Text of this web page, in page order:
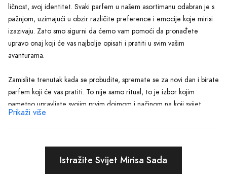
ličnost, svoj identitet. Svaki parfem u našem asortimanu odabran je s
pažnjom, uzimajući u obzir različite preference i emocije koje mirisi
izazivaju. Zato smo sigurni da ćemo vam pomoći da pronađete
upravo onaj koji će vas najbolje opisati i pratiti u svim vašim
avanturama.
Zamislite trenutak kada se probudite, spremate se za novi dan i birate
parfem koji će vas pratiti. To nije samo ritual, to je izbor kojim
pametno upravljate svojim prvim dojmom i načinom na koji svijet
osjeća vašu prisutnost. U Parfimeriji Široki Brijeg, razumijemo važnost
Želite li parfem koji očarava svojom svježinom poput proljetnog
jutra? Ili tražite duboke, zavodljive note koje prate večernje izlaske?
Prikaži više
Istražite Svijet Mirisa Sada